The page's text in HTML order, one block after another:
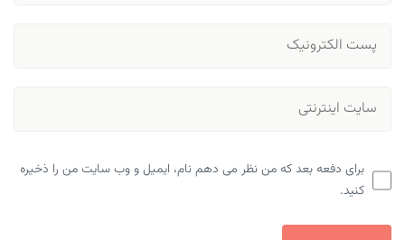
برای دفعه بعد که من نظر می دهم نام، ایمیل و وب سایت من را ذخیره
کنید.